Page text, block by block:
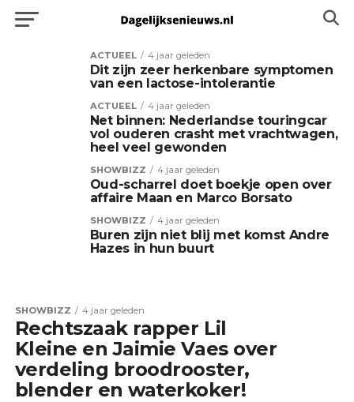
ACTUEEL 4 jaar geleden
Dit zijn zeer herkenbare symptomen
van een lactose-intolerantie
ACTUEEL 4 jaar geleden
Net binnen: Nederlandse touringcar
vol ouderen crasht met vrachtwagen,
heel veel gewonden
SHOWBIZZ 4 jaar geleden
Oud-scharrel doet boekje open over
affaire Maan en Marco Borsato
SHOWBIZZ 4 jaar geleden
Buren zijn niet blij met komst Andre
Hazes in hun buurt
SHOWBIZZ 4 jaar geleden
Rechtszaak rapper Lil
Kleine en Jaimie Vaes over
verdeling broodrooster,
blender en waterkoker!